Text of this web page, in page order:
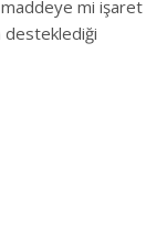
maddeye mi işaret
desteklediği